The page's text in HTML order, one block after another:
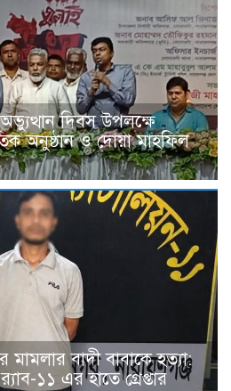
দিবস উপলক্ষে
অনুষ্ঠান ও দোয়া মাহফিল
মামলার বাদী বাবাকে হত্যা:
১১ এর হাতে গ্রেপ্তার